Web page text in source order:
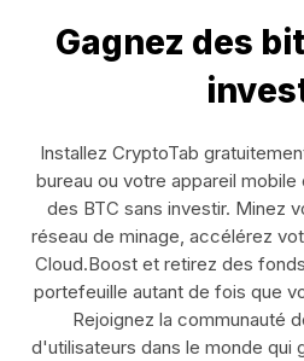
Gagnez des
Installez CryptoTab
bureau ou votre appareil
des BTC sans investir. Minez
réseau de minage, accélérez
Cloud.Boost et retirez des
portefeuille autant de fois que
Rejoignez la communauté
d'utilisateurs dans le monde qui